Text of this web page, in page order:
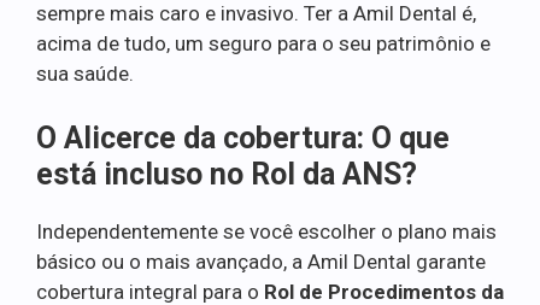
sempre mais caro e invasivo. Ter a Amil Dental é,
acima de tudo, um seguro para o seu patrimônio e
sua saúde.
O Alicerce da cobertura: O que
está incluso no Rol da ANS?
Independentemente se você escolher o plano mais
básico ou o mais avançado, a Amil Dental garante
cobertura integral para o Rol de Procedimentos da